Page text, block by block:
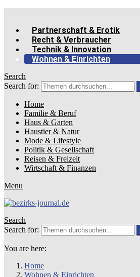
Partnerschaft & Erotik
Recht & Verbraucher
Technik & Innovation
Wohnen & Einrichten
Search
Search for:
Home
Familie & Beruf
Haus & Garten
Haustier & Natur
Mode & Lifestyle
Politik & Gesellschaft
Reisen & Freizeit
Wirtschaft & Finanzen
Menu
Search
Search for:
You are here:
Home
Wohnen & Einrichten